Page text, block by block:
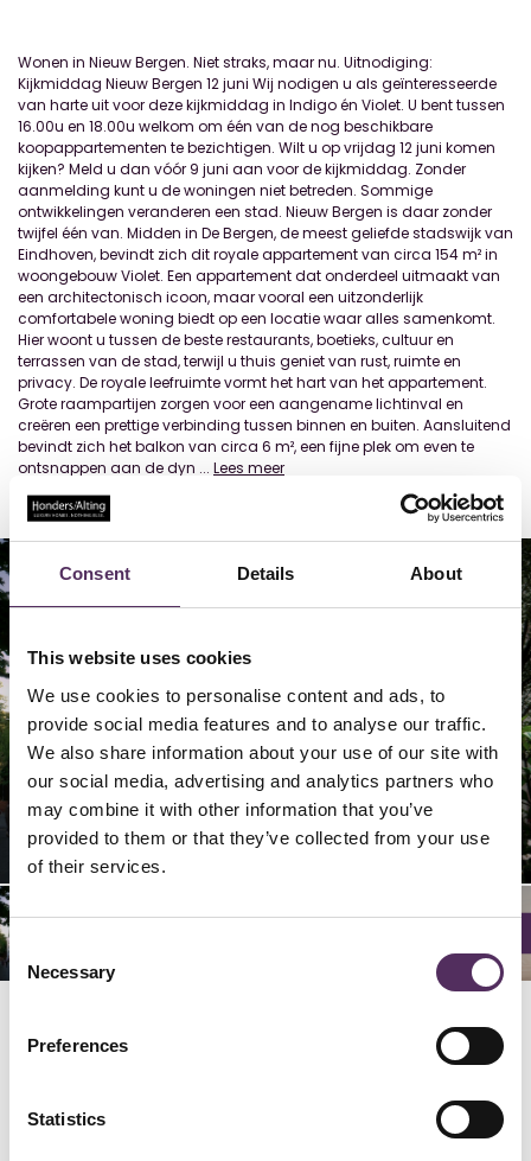
Consent Details About
This website uses cookies
We use cookies to personalise content and ads, to
provide social media features and to analyse our traffic.
We also share information about your use of our site with
our social media, advertising and analytics partners who
may combine it with other information that you’ve
provided to them or that they’ve collected from your use
of their services.
Consent
Selection
Necessary
Preferences
Statistics
Wonen in Nieuw Bergen. Niet straks, maar nu. Uitnodiging:
Kijkmiddag Nieuw Bergen 12 juni Wij nodigen u als geïnteresseerde
van harte uit voor deze kijkmiddag in Indigo én Violet. U bent tussen
16.00u en 18.00u welkom om één van de nog beschikbare
koopappartementen te bezichtigen. Wilt u op vrijdag 12 juni komen
kijken? Meld u dan vóór 9 juni aan voor de kijkmiddag. Zonder
aanmelding kunt u de woningen niet betreden. Sommige
ontwikkelingen veranderen een stad. Nieuw Bergen is daar zonder
twijfel één van. Midden in De Bergen, de meest geliefde stadswijk van
Eindhoven, bevindt zich dit royale appartement van circa 154 m² in
woongebouw Violet. Een appartement dat onderdeel uitmaakt van
een architectonisch icoon, maar vooral een uitzonderlijk
comfortabele woning biedt op een locatie waar alles samenkomt.
Hier woont u tussen de beste restaurants, boetieks, cultuur en
terrassen van de stad, terwijl u thuis geniet van rust, ruimte en
privacy. De royale leefruimte vormt het hart van het appartement.
Grote raampartijen zorgen voor een aangename lichtinval en
creëren een prettige verbinding tussen binnen en buiten. Aansluitend
bevindt zich het balkon van circa 6 m², een fijne plek om even te
ontsnappen aan de dyn ... Lees meer
01/28
02/28
03/28
04/28
05/28
06/28
07/28
08/28
09/28
10/28
11/28
12/28
13/28
14/28
15/28
16/28
17/28
18/28
19/28
20/28
21/28
22/28
23/28
24/28
25/28
26/28
27/28
28/28
GERELATEERD
Bekijk deze woningen ook eens.